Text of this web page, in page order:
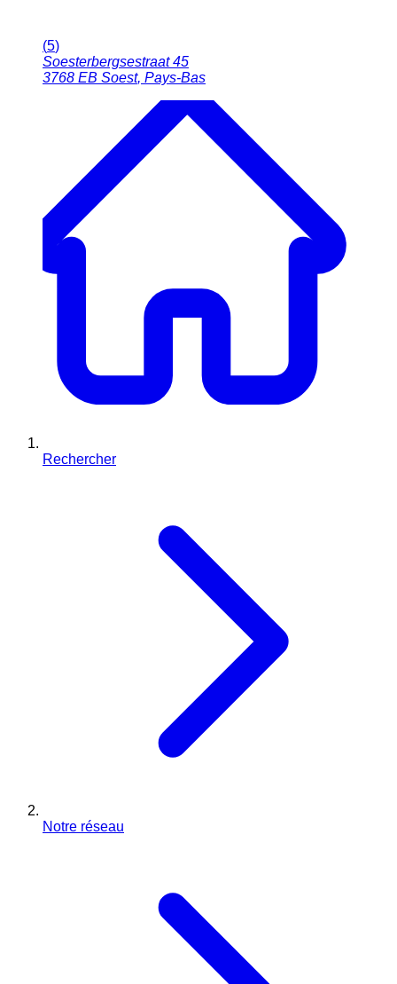
(5)
Soesterbergsestraat 45
3768 EB Soest, Pays-Bas
Rechercher
Notre réseau